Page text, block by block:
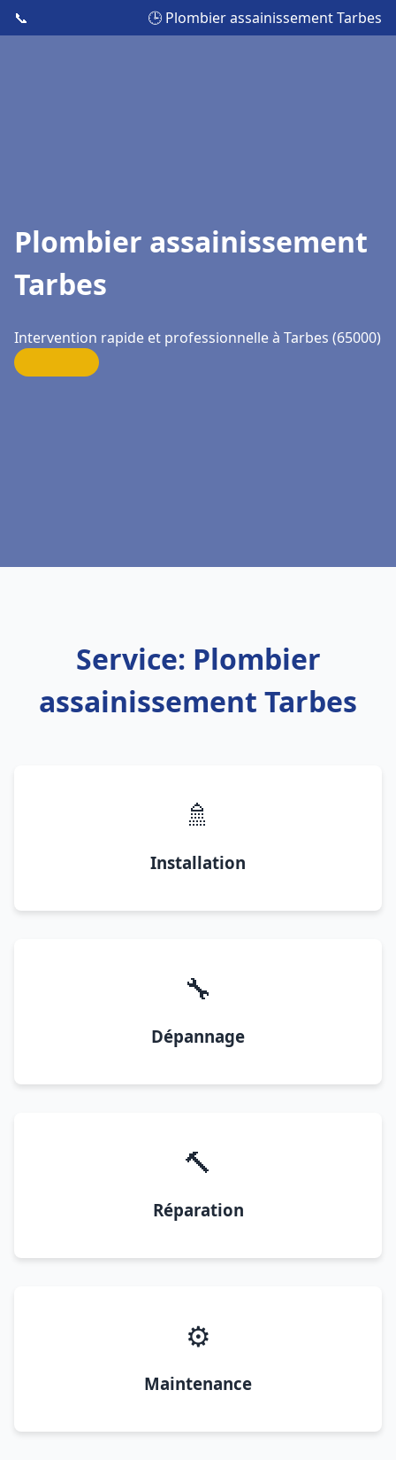
📞 🕒 Plombier assainissement Tarbes
Plombier assainissement
Tarbes
Intervention rapide et professionnelle à Tarbes (65000)
Service: Plombier
assainissement Tarbes
🚿
Installation
🔧
Dépannage
🔨
Réparation
⚙️
Maintenance